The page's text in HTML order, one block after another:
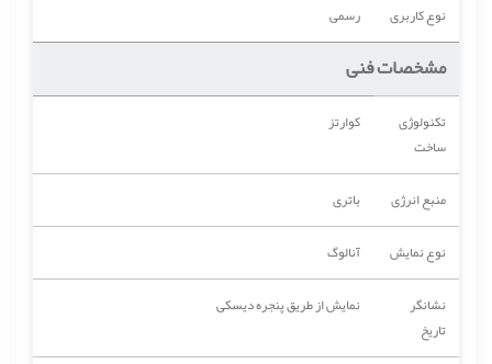
نوع کاربری رسمی
مشخصات فنی
تکنولوژی
ساخت
کوارتز
منبع انرژی
باتری
نوع نمایش
آنالوگ
نشانگر
تاریخ
نمایش از طریق پنجره دیسکی